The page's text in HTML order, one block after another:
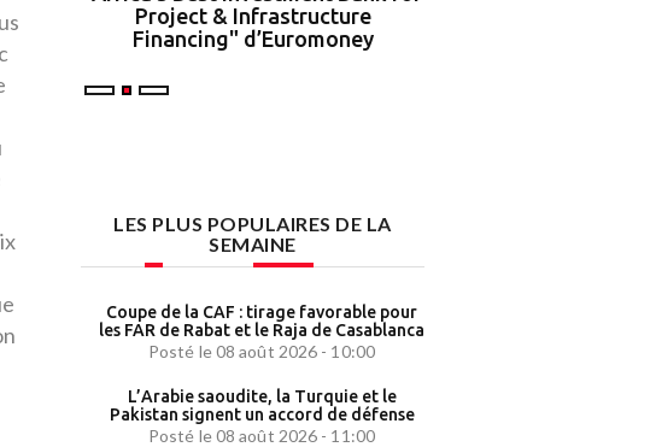
Project & Infrastructure
Financing" d’Euromoney
LES PLUS POPULAIRES DE LA
SEMAINE
Coupe de la CAF : tirage favorable pour
les FAR de Rabat et le Raja de Casablanca
Posté le 08 août 2026 - 10:00
L’Arabie saoudite, la Turquie et le
Pakistan signent un accord de défense
Posté le 08 août 2026 - 11:00